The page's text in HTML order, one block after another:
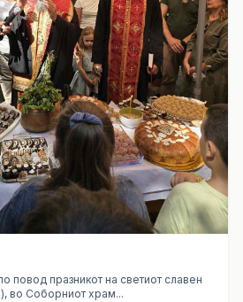
повод празникот на светиот славен
во Соборниот храм...